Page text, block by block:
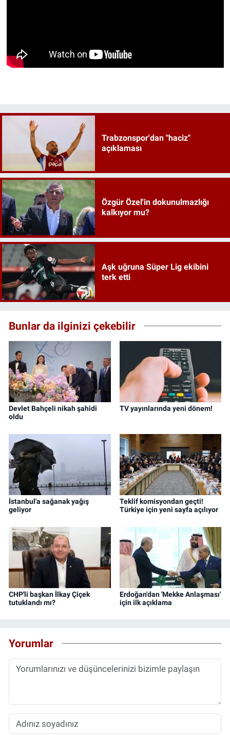
Trabzonspor'dan "haciz"
açıklaması
Özgür Özel'in dokunulmazlığı
kalkıyor mu?
Aşk uğruna Süper Lig ekibini
terk etti
Bunlar da ilginizi çekebilir
Devlet Bahçeli nikah şahidi
oldu
TV yayınlarında yeni dönem!
İstanbul'a sağanak yağış
geliyor
Teklif komisyondan geçti!
Türkiye için yeni sayfa açılıyor
CHP'li başkan İlkay Çiçek
tutuklandı mı?
Erdoğan'dan 'Mekke Anlaşması'
için ilk açıklama
Yorumlar